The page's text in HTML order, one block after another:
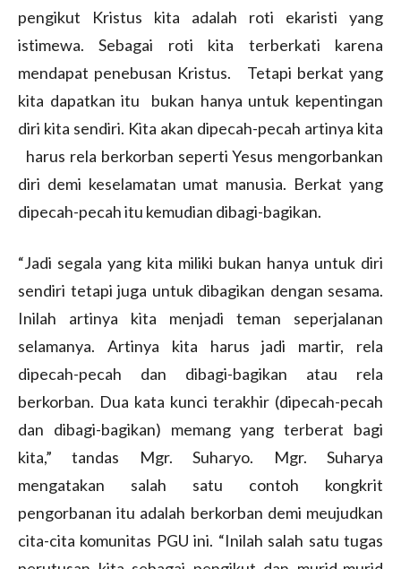
pengikut Kristus kita adalah roti ekaristi yang
istimewa. Sebagai roti kita terberkati karena
mendapat penebusan Kristus. Tetapi berkat yang
kita dapatkan itu bukan hanya untuk kepentingan
diri kita sendiri. Kita akan dipecah-pecah artinya kita
harus rela berkorban seperti Yesus mengorbankan
diri demi keselamatan umat manusia. Berkat yang
dipecah-pecah itu kemudian dibagi-bagikan.
“Jadi segala yang kita miliki bukan hanya untuk diri
sendiri tetapi juga untuk dibagikan dengan sesama.
Inilah artinya kita menjadi teman seperjalanan
selamanya. Artinya kita harus jadi martir, rela
dipecah-pecah dan dibagi-bagikan atau rela
berkorban. Dua kata kunci terakhir (dipecah-pecah
dan dibagi-bagikan) memang yang terberat bagi
kita,” tandas Mgr. Suharyo. Mgr. Suharya
mengatakan salah satu contoh kongkrit
pengorbanan itu adalah berkorban demi meujudkan
cita-cita komunitas PGU ini. “Inilah salah satu tugas